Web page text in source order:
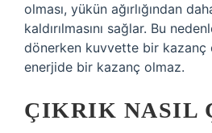
olması, yükün ağırlığından
kaldırılmasını sağlar. Bu
dönerken kuvvette bir kazanç
enerjide bir kazanç olmaz.
ÇIKRIK NASIL